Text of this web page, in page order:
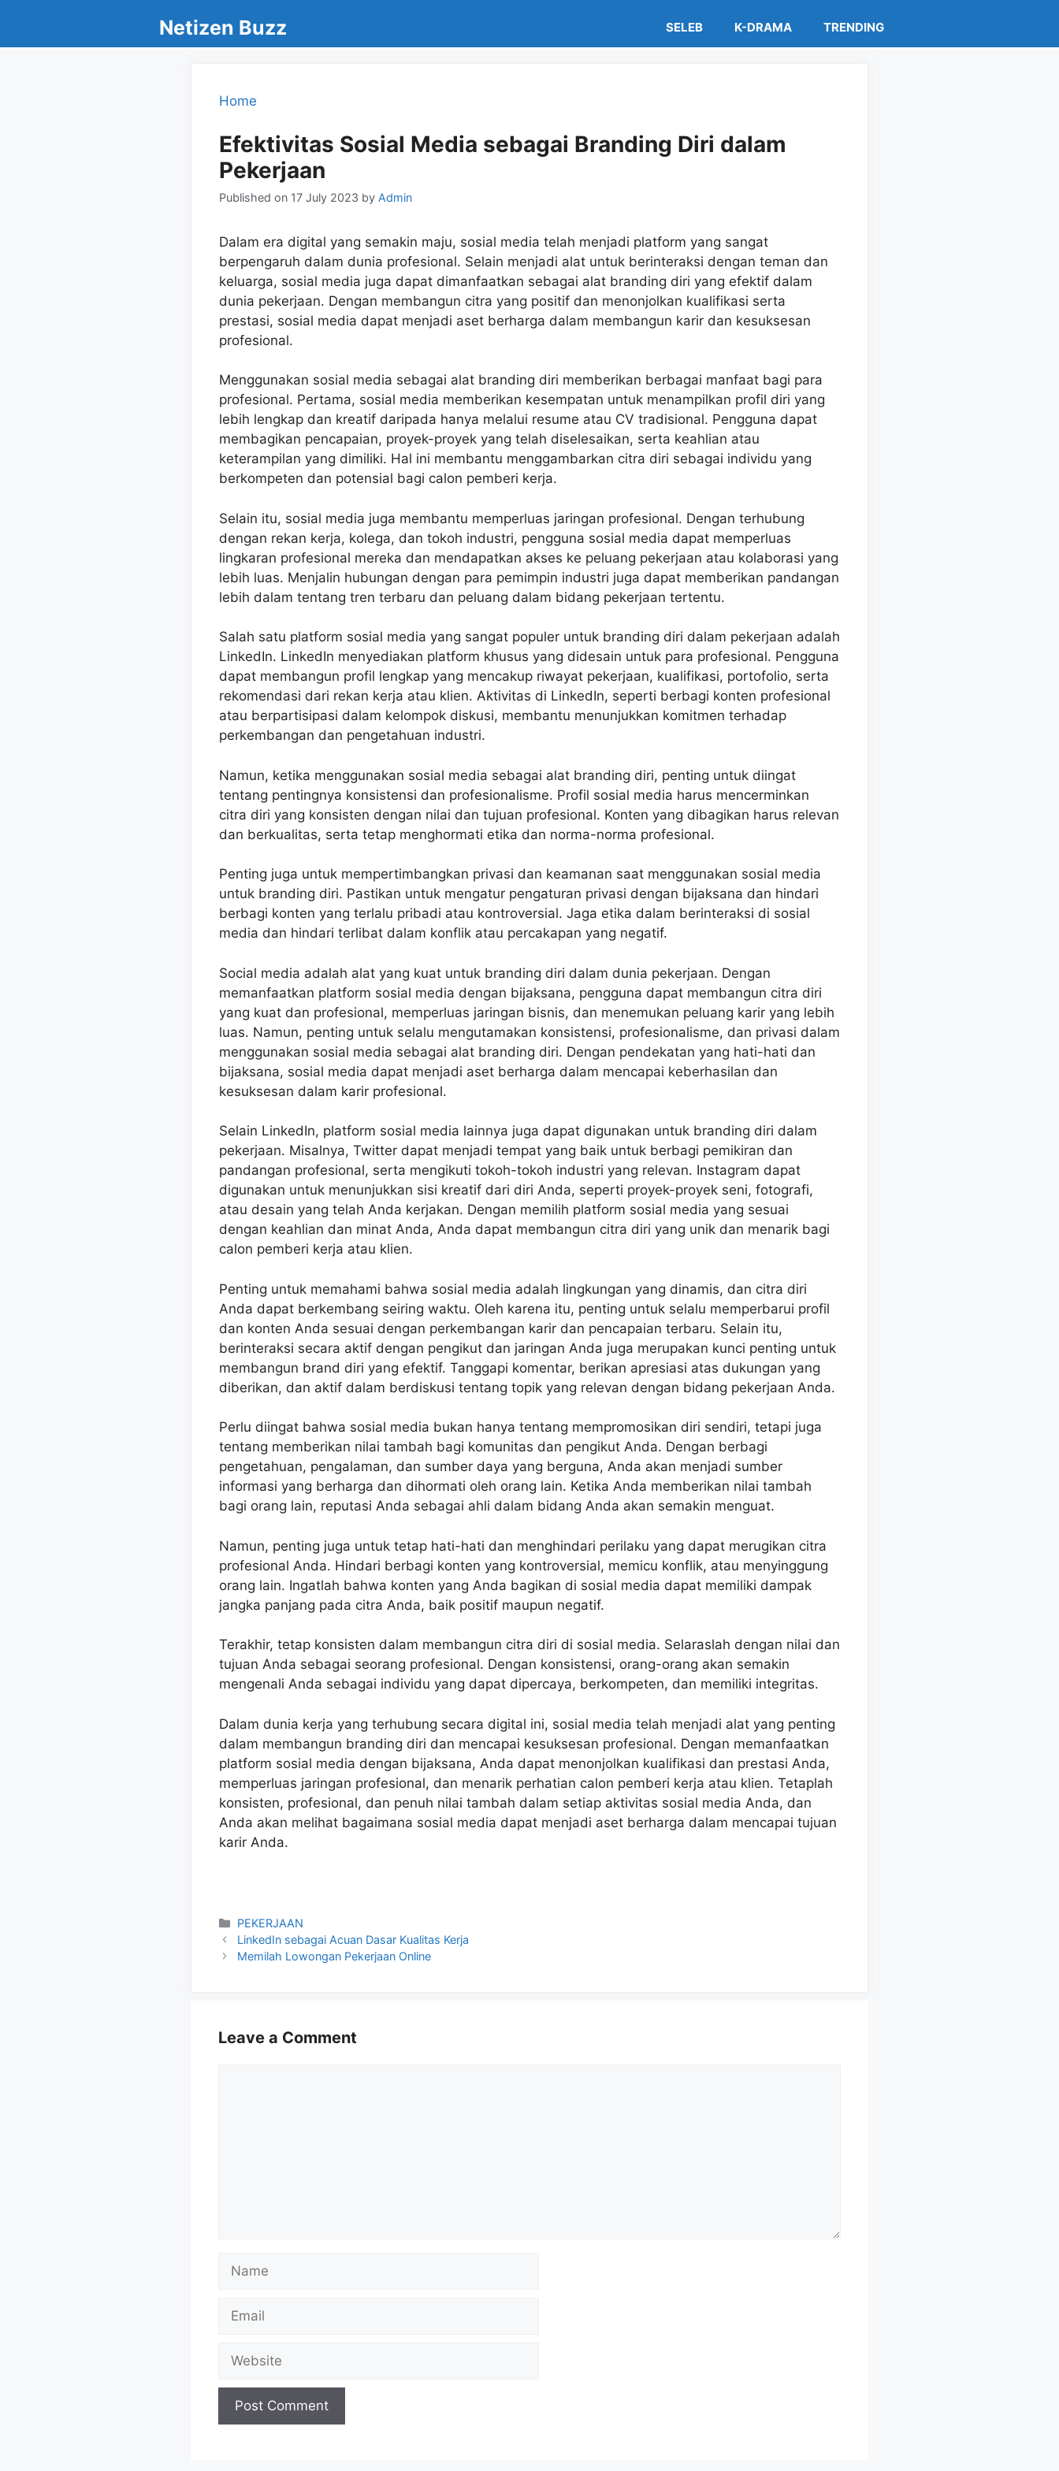
content
Netizen Buzz SELEB K-DRAMA TRENDING
Home
Efektivitas Sosial Media sebagai Branding Diri dalam
Pekerjaan
Published on 17 July 2023 by Admin
Dalam era digital yang semakin maju, sosial media telah menjadi platform yang sangat
berpengaruh dalam dunia profesional. Selain menjadi alat untuk berinteraksi dengan teman dan
keluarga, sosial media juga dapat dimanfaatkan sebagai alat branding diri yang efektif dalam
dunia pekerjaan. Dengan membangun citra yang positif dan menonjolkan kualifikasi serta
prestasi, sosial media dapat menjadi aset berharga dalam membangun karir dan kesuksesan
profesional.
Menggunakan sosial media sebagai alat branding diri memberikan berbagai manfaat bagi para
profesional. Pertama, sosial media memberikan kesempatan untuk menampilkan profil diri yang
lebih lengkap dan kreatif daripada hanya melalui resume atau CV tradisional. Pengguna dapat
membagikan pencapaian, proyek-proyek yang telah diselesaikan, serta keahlian atau
keterampilan yang dimiliki. Hal ini membantu menggambarkan citra diri sebagai individu yang
berkompeten dan potensial bagi calon pemberi kerja.
Selain itu, sosial media juga membantu memperluas jaringan profesional. Dengan terhubung
dengan rekan kerja, kolega, dan tokoh industri, pengguna sosial media dapat memperluas
lingkaran profesional mereka dan mendapatkan akses ke peluang pekerjaan atau kolaborasi yang
lebih luas. Menjalin hubungan dengan para pemimpin industri juga dapat memberikan pandangan
lebih dalam tentang tren terbaru dan peluang dalam bidang pekerjaan tertentu.
Salah satu platform sosial media yang sangat populer untuk branding diri dalam pekerjaan adalah
LinkedIn. LinkedIn menyediakan platform khusus yang didesain untuk para profesional. Pengguna
dapat membangun profil lengkap yang mencakup riwayat pekerjaan, kualifikasi, portofolio, serta
rekomendasi dari rekan kerja atau klien. Aktivitas di LinkedIn, seperti berbagi konten profesional
atau berpartisipasi dalam kelompok diskusi, membantu menunjukkan komitmen terhadap
perkembangan dan pengetahuan industri.
Namun, ketika menggunakan sosial media sebagai alat branding diri, penting untuk diingat
tentang pentingnya konsistensi dan profesionalisme. Profil sosial media harus mencerminkan
citra diri yang konsisten dengan nilai dan tujuan profesional. Konten yang dibagikan harus relevan
dan berkualitas, serta tetap menghormati etika dan norma-norma profesional.
Penting juga untuk mempertimbangkan privasi dan keamanan saat menggunakan sosial media
untuk branding diri. Pastikan untuk mengatur pengaturan privasi dengan bijaksana dan hindari
berbagi konten yang terlalu pribadi atau kontroversial. Jaga etika dalam berinteraksi di sosial
media dan hindari terlibat dalam konflik atau percakapan yang negatif.
Social media adalah alat yang kuat untuk branding diri dalam dunia pekerjaan. Dengan
memanfaatkan platform sosial media dengan bijaksana, pengguna dapat membangun citra diri
yang kuat dan profesional, memperluas jaringan bisnis, dan menemukan peluang karir yang lebih
luas. Namun, penting untuk selalu mengutamakan konsistensi, profesionalisme, dan privasi dalam
menggunakan sosial media sebagai alat branding diri. Dengan pendekatan yang hati-hati dan
bijaksana, sosial media dapat menjadi aset berharga dalam mencapai keberhasilan dan
kesuksesan dalam karir profesional.
Selain LinkedIn, platform sosial media lainnya juga dapat digunakan untuk branding diri dalam
pekerjaan. Misalnya, Twitter dapat menjadi tempat yang baik untuk berbagi pemikiran dan
pandangan profesional, serta mengikuti tokoh-tokoh industri yang relevan. Instagram dapat
digunakan untuk menunjukkan sisi kreatif dari diri Anda, seperti proyek-proyek seni, fotografi,
atau desain yang telah Anda kerjakan. Dengan memilih platform sosial media yang sesuai
dengan keahlian dan minat Anda, Anda dapat membangun citra diri yang unik dan menarik bagi
calon pemberi kerja atau klien.
Penting untuk memahami bahwa sosial media adalah lingkungan yang dinamis, dan citra diri
Anda dapat berkembang seiring waktu. Oleh karena itu, penting untuk selalu memperbarui profil
dan konten Anda sesuai dengan perkembangan karir dan pencapaian terbaru. Selain itu,
berinteraksi secara aktif dengan pengikut dan jaringan Anda juga merupakan kunci penting untuk
membangun brand diri yang efektif. Tanggapi komentar, berikan apresiasi atas dukungan yang
diberikan, dan aktif dalam berdiskusi tentang topik yang relevan dengan bidang pekerjaan Anda.
Perlu diingat bahwa sosial media bukan hanya tentang mempromosikan diri sendiri, tetapi juga
tentang memberikan nilai tambah bagi komunitas dan pengikut Anda. Dengan berbagi
pengetahuan, pengalaman, dan sumber daya yang berguna, Anda akan menjadi sumber
informasi yang berharga dan dihormati oleh orang lain. Ketika Anda memberikan nilai tambah
bagi orang lain, reputasi Anda sebagai ahli dalam bidang Anda akan semakin menguat.
Namun, penting juga untuk tetap hati-hati dan menghindari perilaku yang dapat merugikan citra
profesional Anda. Hindari berbagi konten yang kontroversial, memicu konflik, atau menyinggung
orang lain. Ingatlah bahwa konten yang Anda bagikan di sosial media dapat memiliki dampak
jangka panjang pada citra Anda, baik positif maupun negatif.
Terakhir, tetap konsisten dalam membangun citra diri di sosial media. Selaraslah dengan nilai dan
tujuan Anda sebagai seorang profesional. Dengan konsistensi, orang-orang akan semakin
mengenali Anda sebagai individu yang dapat dipercaya, berkompeten, dan memiliki integritas.
Dalam dunia kerja yang terhubung secara digital ini, sosial media telah menjadi alat yang penting
dalam membangun branding diri dan mencapai kesuksesan profesional. Dengan memanfaatkan
platform sosial media dengan bijaksana, Anda dapat menonjolkan kualifikasi dan prestasi Anda,
memperluas jaringan profesional, dan menarik perhatian calon pemberi kerja atau klien. Tetaplah
konsisten, profesional, dan penuh nilai tambah dalam setiap aktivitas sosial media Anda, dan
Anda akan melihat bagaimana sosial media dapat menjadi aset berharga dalam mencapai tujuan
karir Anda.
Categories
PEKERJAAN
LinkedIn sebagai Acuan Dasar Kualitas Kerja
Memilah Lowongan Pekerjaan Online
Leave a Comment
Name
Email
Website